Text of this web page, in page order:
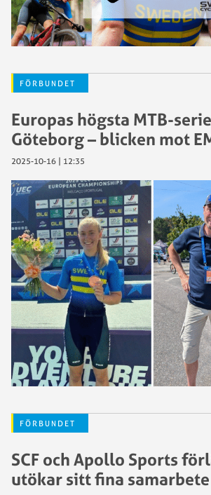
FÖRBUNDET
Europas högsta MTB-
Göteborg – blicken mot
2025-10-16 | 12:35
FÖRBUNDET
SCF och Apollo Sports
utökar sitt fina samarbete